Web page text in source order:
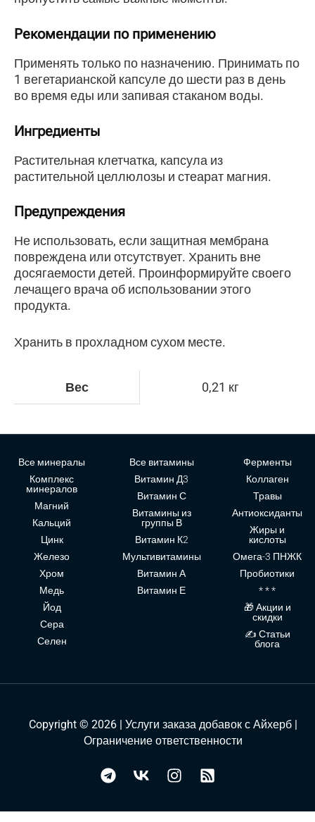
Рекомендации по применению
Применять только по назначению. Принимать по
1 вегетарианской капсуле до шести раз в день
во время еды или запивая стаканом воды.
Ингредиенты
Растительная клетчатка, капсула из
растительной целлюлозы и стеарат магния.
Предупреждения
Не использовать, если защитная мембрана
повреждена или отсутствует. Хранить вне
досягаемости детей. Проинформируйте своего
лечащего врача об использовании этого
продукта.
Хранить в прохладном сухом месте.
Вес 0,21 кг
Все минералы
Комплекс
минералов
Магний
Кальций
Цинк
Железо
Хром
Медь
Йод
Сера
Селен
Все витамины
Витамин Д3
Витамин С
Витамины из
группы В
Витамин К2
Мультивитамины
Витамин А
Витамин Е
Ферменты
Коллаген
Травы
Антиоксиданты
Жиры и
кислоты
Омега-3 ПНЖК
Пробиотики
* * *
🎁 Акции и
скидки
✍ Статьи
блога
Copyright © 2026 | Услуги заказа добавок с Айхерб |
Ограничение ответственности